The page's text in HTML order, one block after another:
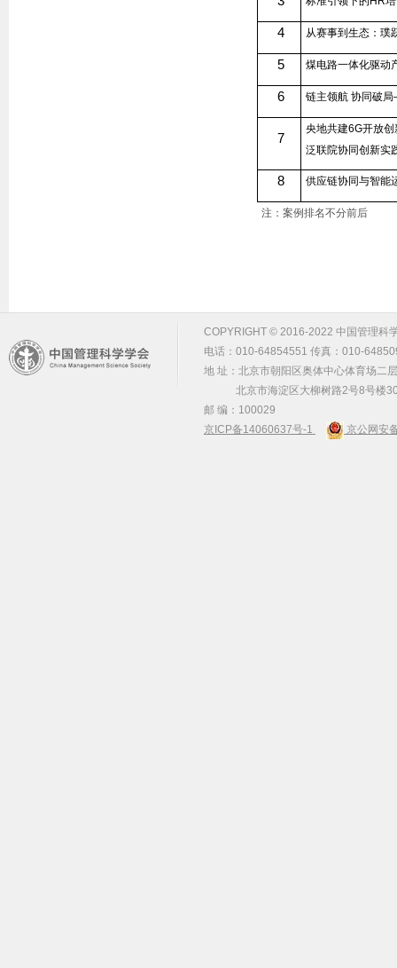
4 从赛事到生态：璞
5 煤电路一体化驱
6 链主领航 协同破
7
央地共建6G开放
泛联院协同创新实
8 供应链协同与智能
注：案例排名不分前后
COPYRIGHT © 2016-2022 中国管理科
电话：010-64854551 传真：010-
地 址：北京市朝阳区奥体中心体育场二
北京市海淀区大柳树路2号8号楼
邮 编：100029
京ICP备14060637号-1
京公网安